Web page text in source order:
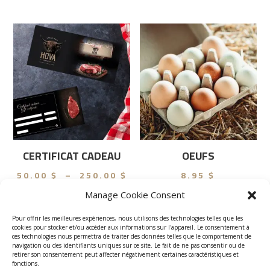
Manage Cookie Consent
Pour offrir les meilleures expériences, nous utilisons des technologies telles que les
cookies pour stocker et/ou accéder aux informations sur l'appareil. Le consentement à
ces technologies nous permettra de traiter des données telles que le comportement de
navigation ou des identifiants uniques sur ce site. Le fait de ne pas consentir ou de
retirer son consentement peut affecter négativement certaines caractéristiques et
fonctions.
Les
sur
la
CERTIFICAT CADEAU
50.00 $ – 250.00 $
de
50.00 $
à
250.00 $
options
Ce
a
plusieurs
variations.
OEUFS
8.95$
panier